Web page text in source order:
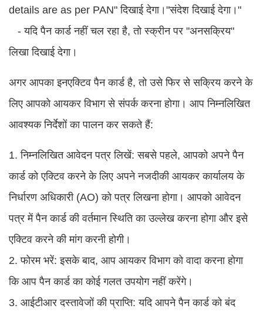
details are as per PAN" दिखाई देगा।"संदेश दिखाई देगा।"
- यदि पैन कार्ड नहीं चल रहा है, तो स्क्रीन पर "अनसक्रिय"
लिखा दिखाई देगा।
अगर आपका इनएक्टिव पैन कार्ड है, तो उसे फिर से सक्रिय करने के
लिए आपको आयकर विभाग से संपर्क करना होगा। आप निम्नलिखित
आवश्यक निर्देशों का पालन कर सकते हैं:
1. निम्नलिखित आवेदन पत्र लिखें: सबसे पहले, आपको अपने पैन
कार्ड को एक्टिव करने के लिए अपने नजदीकी आयकर कार्यालय के
निर्धारण अधिकारी (AO) को पत्र लिखना होगा। आपको आवेदन
पत्र में पैन कार्ड की वर्तमान स्थिति का उल्लेख करना होगा और इसे
एक्टिव करने की मांग करनी होगी।
2. फोरम भरें: इसके बाद, आप आयकर विभाग को वादा करना होगा
कि आप पैन कार्ड का कोई गलत उपयोग नहीं करेंगे।
3. आईटीआर दस्तावेजों की प्राप्ति: यदि आपने पैन कार्ड को बंद